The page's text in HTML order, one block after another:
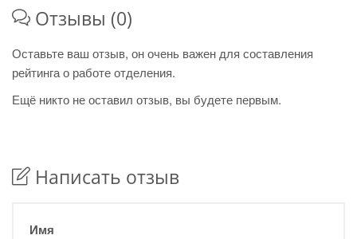
Отзывы (0)
Оставьте ваш отзыв, он очень важен для составления
рейтинга о работе отделения.
Ещё никто не оставил отзыв, вы будете первым.
Написать отзыв
Имя